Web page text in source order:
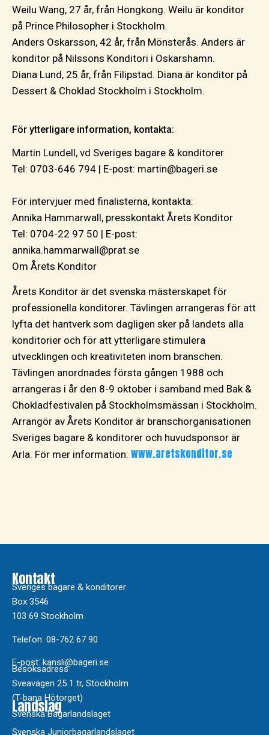
Weilu Wang, 27 år, från Hongkong. Weilu är konditor
på Prince Philosopher i Stockholm.
Anders Oskarsson, 42 år, från Mönsterås. Anders är
konditor på Nilssons Konditori i Oskarshamn.
Diana Lund, 25 år, från Filipstad. Diana är konditor på
Dessert & Choklad Stockholm i Stockholm.
För ytterligare information, kontakta:
Martin Lundell, vd Sveriges bagare & konditorer
Tel: 0703-646 794 | E-post: martin@bageri.se
För intervjuer med finalisterna, kontakta:
Annika Hammarwall, presskontakt Årets Konditor
Tel: 0704-22 97 50 | E-post:
annika.hammarwall@prat.se
Om Årets Konditor
Årets Konditor är det svenska mästerskapet för
professionella konditorer. Tävlingen arrangeras för att
lyfta det hantverk som dagligen sker på landets alla
konditorier och för att ytterligare stimulera
utvecklingen och kreativiteten inom branschen.
Tävlingen anordnades första gången 1988 och
arrangeras i år den 8-9 oktober i samband med Bak &
Chokladfestivalen på Stockholmsmässan i Stockholm.
Arrangör av Årets Konditor är branschorganisationen
Sveriges bagare & konditorer och huvudsponsor är
Arla. För mer information: www.aretskonditor.se
Kontakt
Sveriges bagare & konditorer
Box 3546
103 69 Stockholm
Telefon: 08-762 67 90
E-post: kansli@bageri.se
Besöksadress
Sveavägen 25 1 tr, Stockholm
(T-bana Hötorget)
Landslag
Svenska Bagarlandslaget
Svenska Juniorbagarlandslaget